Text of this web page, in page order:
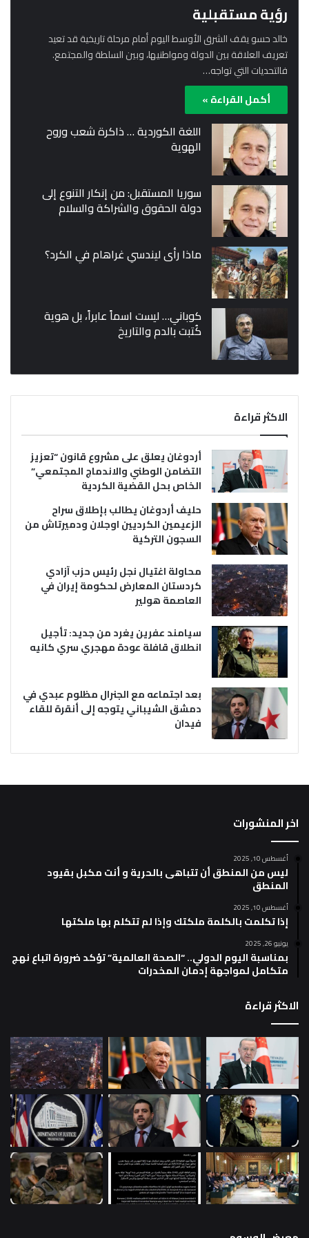
رؤية مستقبلية
خالد حسو يقف الشرق الأوسط اليوم أمام مرحلة تاريخية قد تعيد
تعريف العلاقة بين الدولة ومواطنيها، وبين السلطة والمجتمع.
فالتحديات التي تواجه…
أكمل القراءة »
اللغة الكوردية … ذاكرة شعب وروح
الهوية
سوريا المستقبل: من إنكار التنوع إلى
دولة الحقوق والشراكة والسلام
ماذا رأى ليندسي غراهام في الكرد؟
كوباني… ليست اسماً عابراً، بل هوية
كُتبت بالدم والتاريخ
الاكثر قراءة
أردوغان يعلق على مشروع قانون “تعزيز
التضامن الوطني والاندماج المجتمعي”
الخاص بحل القضية الكردية
حليف أردوغان يطالب بإطلاق سراح
الزعيمين الكرديين اوجلان ودميرتاش من
السجون التركية
محاولة اغتيال نجل رئيس حزب آزادي
كردستان المعارض لحكومة إيران في
العاصمة هولير
سيامند عفرين يغرد من جديد: تأجيل
انطلاق قافلة عودة مهجري سري كانيه
بعد اجتماعه مع الجنرال مظلوم عبدي في
دمشق الشيباني يتوجه إلى أنقرة للقاء
فيدان
اخر المنشورات
أغسطس 10, 2025
ليس من المنطق أن تتباهى بالحرية و أنت مكبل بقيود
المنطق
أغسطس 10, 2025
إذا تكلمت بالكلمة ملكتك وإذا لم تتكلم بها ملكتها
يونيو 26, 2025
بمناسبة اليوم الدولي.. “الصحة العالمية” تؤكد ضرورة اتباع نهج
متكامل لمواجهة إدمان المخدرات
الاكثر قراءة